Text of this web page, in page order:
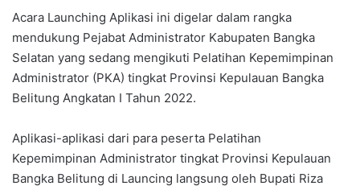
Acara Launching Aplikasi ini digelar dalam rangka
mendukung Pejabat Administrator Kabupaten Bangka
Selatan yang sedang mengikuti Pelatihan Kepemimpinan
Administrator (PKA) tingkat Provinsi Kepulauan Bangka
Belitung Angkatan I Tahun 2022.
Aplikasi-aplikasi dari para peserta Pelatihan
Kepemimpinan Administrator tingkat Provinsi Kepulauan
Bangka Belitung di Launcing langsung oleh Bupati Riza